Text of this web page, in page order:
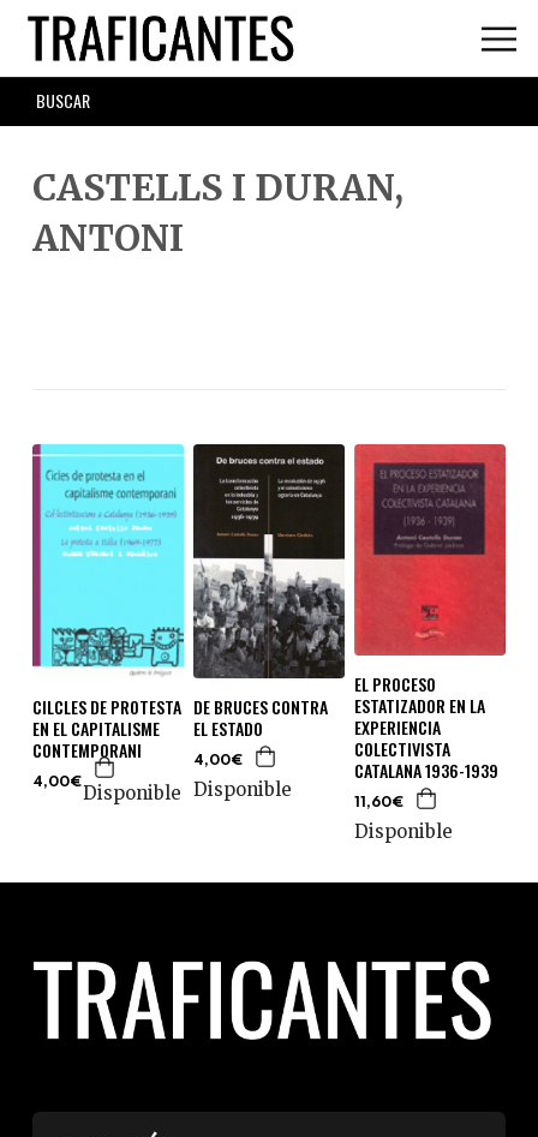
Skip
main
content
SEARCH
FORM
CASTELLS I DURAN,
ANTONI
CILCLES DE PROTESTA
EN EL CAPITALISME
CONTEMPORANI
4,00€Disponible
DE BRUCES CONTRA
EL ESTADO
4,00€
Disponible
EL PROCESO
ESTATIZADOR EN LA
EXPERIENCIA
COLECTIVISTA
CATALANA 1936-1939
11,60€
Disponible